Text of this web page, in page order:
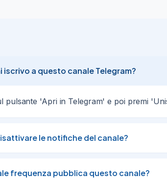
iscrivo a questo canale Telegram?
pulsante 'Apri in Telegram' e poi premi
le notifiche del canale?
frequenza pubblica questo canale?